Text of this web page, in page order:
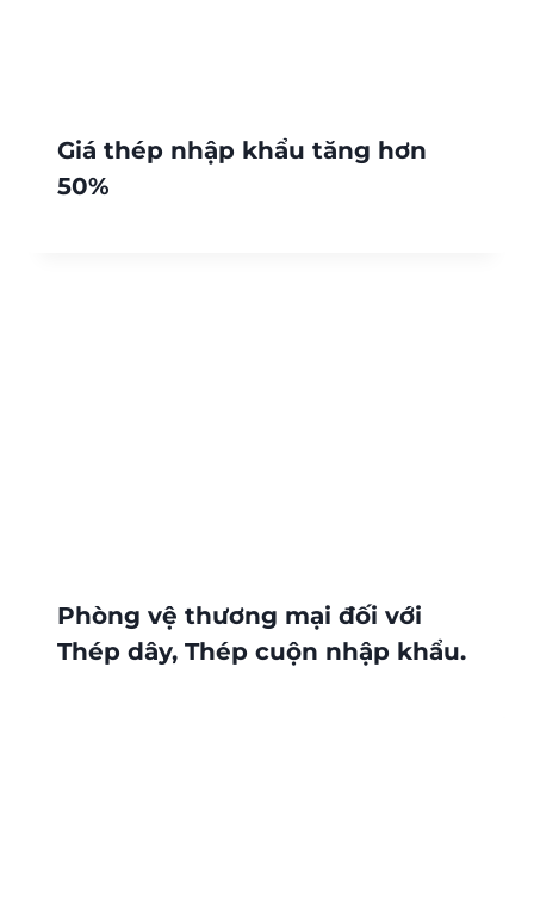
Giá thép nhập khẩu tăng hơn
50%
Phòng vệ thương mại đối với
Thép dây, Thép cuộn nhập khẩu.